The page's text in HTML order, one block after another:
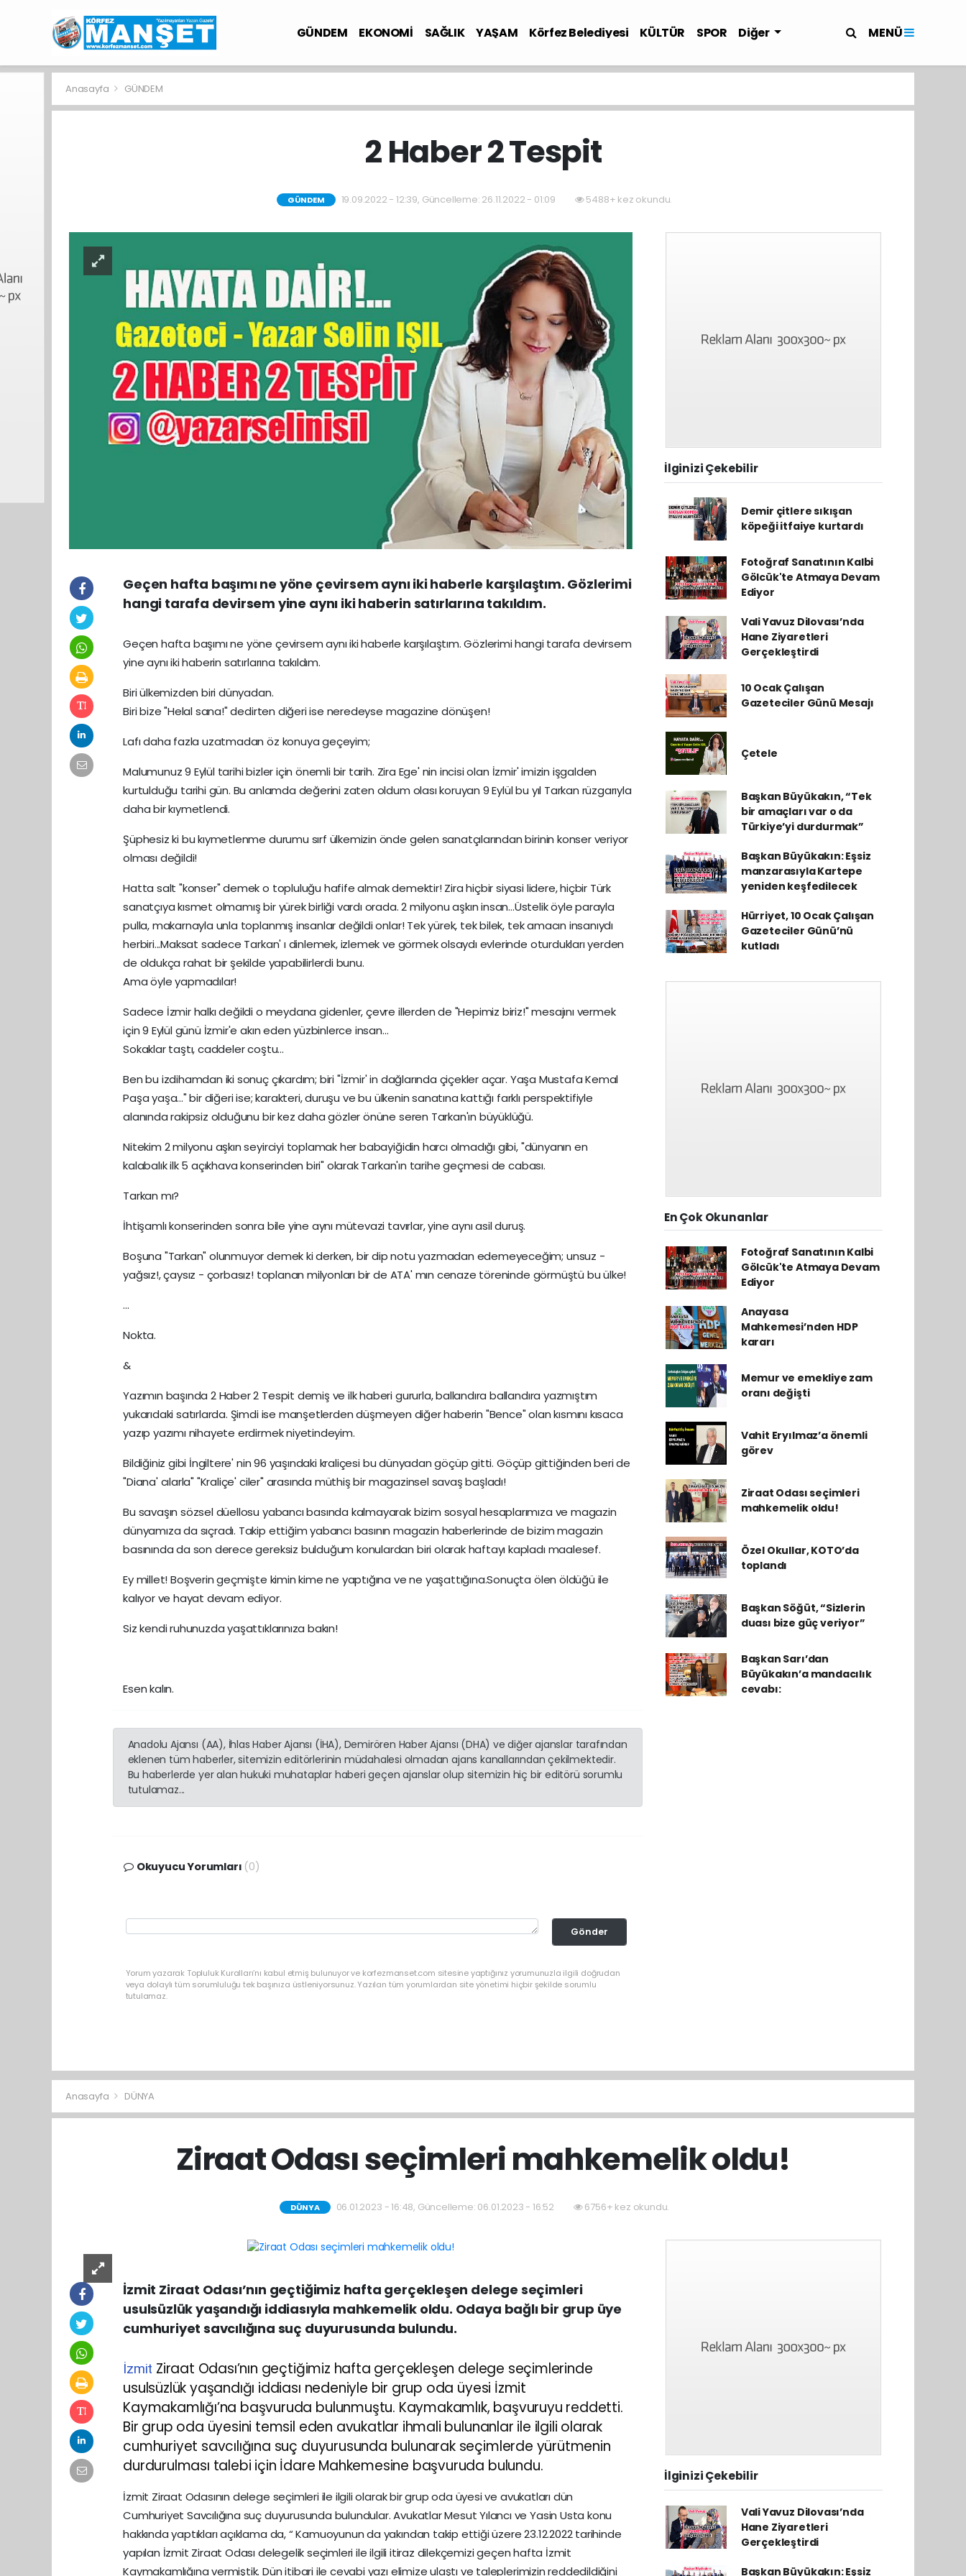
GÜNDEM EKONOMİ SAĞLIK YAŞAM Körfez Belediyesi KÜLTÜR SPOR Diğer MENÜ
Anasayfa GÜNDEM
2 Haber 2 Tespit
GÜNDEM 19.09.2022 - 12:39, Güncelleme: 26.11.2022 - 01:09 5488+ kez okundu.
Geçen hafta başımı ne yöne çevirsem aynı iki haberle karşılaştım. Gözlerimi
hangi tarafa devirsem yine aynı iki haberin satırlarına takıldım.
Geçen hafta başımı ne yöne çevirsem aynı iki haberle karşılaştım. Gözlerimi hangi tarafa devirsem
yine aynı iki haberin satırlarına takıldım.
Biri ülkemizden biri dünyadan.
Biri bize "Helal sana!" dedirten diğeri ise neredeyse magazine dönüşen!
Lafı daha fazla uzatmadan öz konuya geçeyim;
Malumunuz 9 Eylül tarihi bizler için önemli bir tarih. Zira Ege' nin incisi olan İzmir' imizin işgalden
kurtulduğu tarihi gün. Bu anlamda değerini zaten oldum olası koruyan 9 Eylül bu yıl Tarkan rüzgarıyla
daha bir kıymetlendi.
Şüphesiz ki bu kıymetlenme durumu sırf ülkemizin önde gelen sanatçılarından birinin konser veriyor
olması değildi!
Hatta salt "konser" demek o topluluğu hafife almak demektir! Zira hiçbir siyasi lidere, hiçbir Türk
sanatçıya kısmet olmamış bir yürek birliği vardı orada. 2 milyonu aşkın insan...Üstelik öyle parayla
pulla, makarnayla unla toplanmış insanlar değildi onlar! Tek yürek, tek bilek, tek amacın insanıydı
herbiri...Maksat sadece Tarkan' ı dinlemek, izlemek ve görmek olsaydı evlerinde oturdukları yerden
de oldukça rahat bir şekilde yapabilirlerdi bunu.
Ama öyle yapmadılar!
Sadece İzmir halkı değildi o meydana gidenler, çevre illerden de "Hepimiz biriz!" mesajını vermek
için 9 Eylül günü İzmir'e akın eden yüzbinlerce insan...
Sokaklar taştı, caddeler coştu...
Ben bu izdihamdan iki sonuç çıkardım; biri "İzmir' in dağlarında çiçekler açar. Yaşa Mustafa Kemal
Paşa yaşa..." bir diğeri ise; karakteri, duruşu ve bu ülkenin sanatına kattığı farklı perspektifiyle
alanında rakipsiz olduğunu bir kez daha gözler önüne seren Tarkan'ın büyüklüğü.
Nitekim 2 milyonu aşkın seyirciyi toplamak her babayiğidin harcı olmadığı gibi, "dünyanın en
kalabalık ilk 5 açıkhava konserinden biri" olarak Tarkan'ın tarihe geçmesi de cabası.
Tarkan mı?
İhtişamlı konserinden sonra bile yine aynı mütevazi tavırlar, yine aynı asil duruş.
Boşuna "Tarkan" olunmuyor demek ki derken, bir dip notu yazmadan edemeyeceğim; unsuz -
yağsız!, çaysız - çorbasız! toplanan milyonları bir de ATA' mın cenaze töreninde görmüştü bu ülke!
...
Nokta.
&
Yazımın başında 2 Haber 2 Tespit demiş ve ilk haberi gururla, ballandıra ballandıra yazmıştım
yukarıdaki satırlarda. Şimdi ise manşetlerden düşmeyen diğer haberin "Bence" olan kısmını kısaca
yazıp yazımı nihayete erdirmek niyetindeyim.
Bildiğiniz gibi İngiltere' nin 96 yaşındaki kraliçesi bu dünyadan göçüp gitti. Göçüp gittiğinden beri de
"Diana' cılarla" "Kraliçe' ciler" arasında müthiş bir magazinsel savaş başladı!
Bu savaşın sözsel düellosu yabancı basında kalmayarak bizim sosyal hesaplarımıza ve magazin
dünyamıza da sıçradı. Takip ettiğim yabancı basının magazin haberlerinde de bizim magazin
basınında da son derece gereksiz bulduğum konulardan biri olarak haftayı kapladı maalesef.
Ey millet! Boşverin geçmişte kimin kime ne yaptığına ve ne yaşattığına.Sonuçta ölen öldüğü ile
kalıyor ve hayat devam ediyor.
Siz kendi ruhunuzda yaşattıklarınıza bakın!
Esen kalın.
Anadolu Ajansı (AA), İhlas Haber Ajansı (İHA), Demirören Haber Ajansı (DHA) ve diğer ajanslar tarafından
eklenen tüm haberler, sitemizin editörlerinin müdahalesi olmadan ajans kanallarından çekilmektedir.
Bu haberlerde yer alan hukuki muhataplar haberi geçen ajanslar olup sitemizin hiç bir editörü sorumlu
tutulamaz...
Okuyucu Yorumları (0)
Gönder
Yorum yazarak Topluluk Kuralları’nı kabul etmiş bulunuyor ve korfezmanset.com sitesine yaptığınız yorumunuzla ilgili doğrudan
veya dolaylı tüm sorumluluğu tek başınıza üstleniyorsunuz. Yazılan tüm yorumlardan site yönetimi hiçbir şekilde sorumlu
tutulamaz.
İlginizi Çekebilir
Demir çitlere sıkışan
köpeği itfaiye kurtardı
Fotoğraf Sanatının Kalbi
Gölcük'te Atmaya Devam
Ediyor
Vali Yavuz Dilovası’nda
Hane Ziyaretleri
Gerçekleştirdi
10 Ocak Çalışan
Gazeteciler Günü Mesajı
Çetele
Başkan Büyükakın, “Tek
bir amaçları var o da
Türkiye’yi durdurmak”
Başkan Büyükakın: Eşsiz
manzarasıyla Kartepe
yeniden keşfedilecek
Hürriyet, 10 Ocak Çalışan
Gazeteciler Günü’nü
kutladı
En Çok Okunanlar
Fotoğraf Sanatının Kalbi
Gölcük'te Atmaya Devam
Ediyor
Anayasa
Mahkemesi’nden HDP
kararı
Memur ve emekliye zam
oranı değişti
Vahit Eryılmaz’a önemli
görev
Ziraat Odası seçimleri
mahkemelik oldu!
Özel Okullar, KOTO’da
toplandı
Başkan Söğüt, “Sizlerin
duası bize güç veriyor”
Başkan Sarı’dan
Büyükakın’a mandacılık
cevabı:
Anasayfa DÜNYA
Ziraat Odası seçimleri mahkemelik oldu!
DÜNYA 06.01.2023 - 16:48, Güncelleme: 06.01.2023 - 16:52 6756+ kez okundu.
İzmit Ziraat Odası’nın geçtiğimiz hafta gerçekleşen delege seçimleri
usulsüzlük yaşandığı iddiasıyla mahkemelik oldu. Odaya bağlı bir grup üye
cumhuriyet savcılığına suç duyurusunda bulundu.
İzmit Ziraat Odası’nın geçtiğimiz hafta gerçekleşen delege seçimlerinde
usulsüzlük yaşandığı iddiası nedeniyle bir grup oda üyesi İzmit
Kaymakamlığı’na başvuruda bulunmuştu. Kaymakamlık, başvuruyu reddetti.
Bir grup oda üyesini temsil eden avukatlar ihmali bulunanlar ile ilgili olarak
cumhuriyet savcılığına suç duyurusunda bulunarak seçimlerde yürütmenin
durdurulması talebi için İdare Mahkemesine başvuruda bulundu.
İzmit Ziraat Odasının delege seçimleri ile ilgili olarak bir grup oda üyesi ve avukatları dün
Cumhuriyet Savcılığına suç duyurusunda bulundular. Avukatlar Mesut Yılancı ve Yasin Usta konu
hakkında yaptıkları açıklama da, “ Kamuoyunun da yakından takip ettiği üzere 23.12.2022 tarihinde
yapılan İzmit Ziraat Odası delegelik seçimleri ile ilgili itiraz dilekçemizi geçen hafta İzmit
Kaymakamlığına vermiştik. Dün itibari ile cevabi yazı elimize ulaştı ve taleplerimizin reddedildiğini
İlginizi Çekebilir
Vali Yavuz Dilovası’nda
Hane Ziyaretleri
Gerçekleştirdi
Başkan Büyükakın: Eşsiz